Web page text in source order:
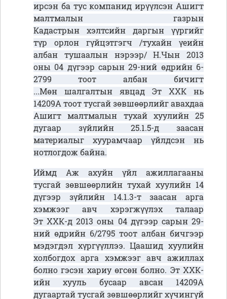
ирсэн ба тус компанид ирүүлсэн Ашигт
малтмалын газрын
Кадастрын хэлтсийн даргын үүргийг
түр орлон гүйцэтгэгч /тухайн үеийн
албан тушаалын нэрээр/ Н.Чын 2013
оны 04 дүгээр сарын 29-ний өдрийн 6-
2799 тоот албан бичигт
...Мөн шалгалтын явцад Эт ХХК нь
14209А тоот тусгай зөвшөөрлийг авахдаа
Ашигт малтмалын тухай хуулийн 25
дугаар зүйлийн 25.1.5-д заасан
материалыг хуурамчаар үйлдсэн нь
нотлогдож байна.
Иймд Аж ахуйн үйл ажиллагааны
тусгай зөвшөөрлийн тухай хуулийн 14
дүгээр зүйлийн 14.1.3-т заасан арга
хэмжээг авч хэрэгжүүлэх талаар
Эт ХХК-д 2013 оны 04 дүгээр сарын 29-
ний өдрийн 6/2795 тоот албан бичгээр
мэдэгдэл хүргүүллээ. Цаашид хуулийн
холбогдох арга хэмжээг авч ажиллах
болно гэсэн хариу өгсөн болно. Эт ХХК-
ийн хууль бусаар авсан 14209А
дугаартай тусгай зөвшөөрлийг хүчингүй